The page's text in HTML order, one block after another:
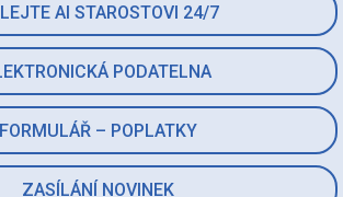
AI STAROSTOVI 24/7
PODATELNA
FORMULÁŘ – POPLATKY
ZASÍLÁNÍ NOVINEK